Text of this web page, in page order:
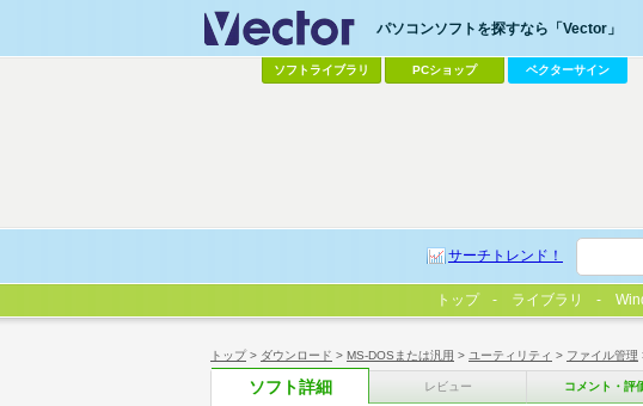
トップ> ダウンロード > MS-DOSまたは汎用 > ユーティリティ > ファイル管理
ソフト詳細 レビュー コメント・評
パソコンソフトを探すなら「Vector」
ソフトライブラリ PCショップ ベクターサイン
サーチトレンド！
トップ ライブラリ